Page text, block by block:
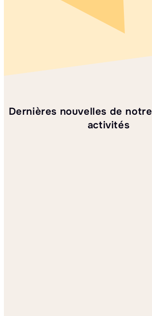
Dernières nouvelles de notre
activités